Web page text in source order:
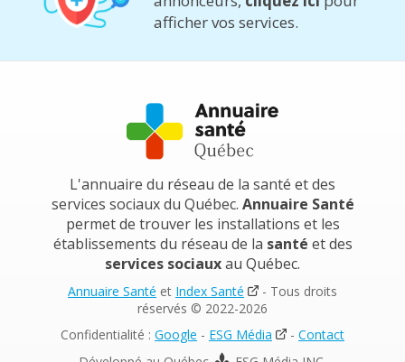
afficher vos services.
L'annuaire du réseau de la santé et des
services sociaux du Québec. Annuaire Santé
permet de trouver les installations et les
établissements du réseau de la santé et des
services sociauxau Québec.
Annuaire Santé et Index Santé
- Tous droits
réservés © 2022-2026
Confidentialité : Google - ESG Média - Contact